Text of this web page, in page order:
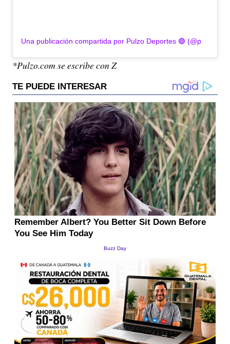
*Pulzo.com se escribe con Z